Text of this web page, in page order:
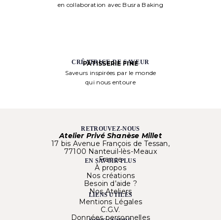
en collaboration avec Busra Baking
CRÉATRICE DE SAVEUR
PÂTISSERIE FINE
Saveurs inspirées par le monde
qui nous entoure
RETROUVEZ-NOUS
Atelier Privé Shanèse Millet
17 bis Avenue François de Tessan,
77100 Nanteuil-lès-Meaux
France
EN SAVOIR PLUS
À propos
Nos créations
Besoin d’aide ?
Nos Ateliers
LIENS UTILES
Mentions Légales
C.G.V.
Données personnelles